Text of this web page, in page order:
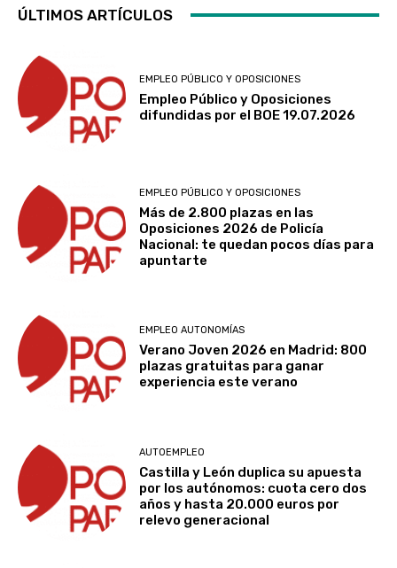
ÚLTIMOS ARTÍCULOS
EMPLEO PÚBLICO Y OPOSICIONES
Empleo Público y Oposiciones
difundidas por el BOE 19.07.2026
EMPLEO PÚBLICO Y OPOSICIONES
Más de 2.800 plazas en las
Oposiciones 2026 de Policía
Nacional: te quedan pocos días para
apuntarte
EMPLEO AUTONOMÍAS
Verano Joven 2026 en Madrid: 800
plazas gratuitas para ganar
experiencia este verano
AUTOEMPLEO
Castilla y León duplica su apuesta
por los autónomos: cuota cero dos
años y hasta 20.000 euros por
relevo generacional